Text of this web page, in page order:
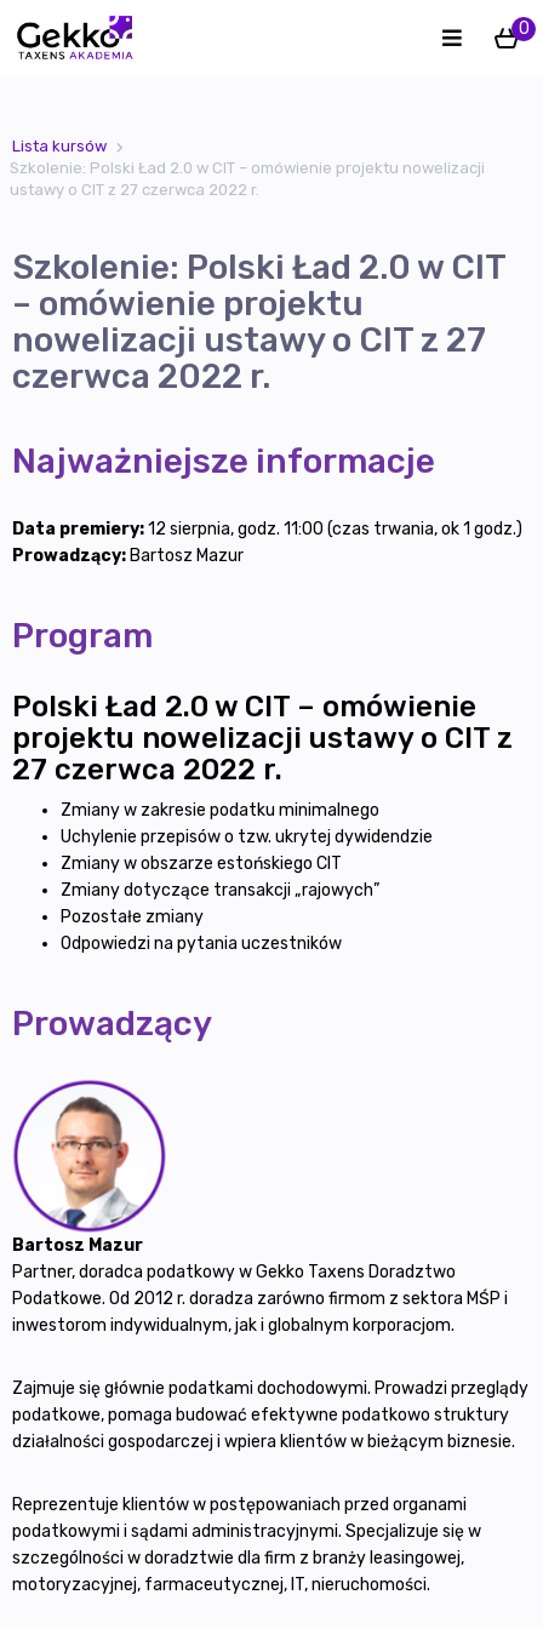
0
Lista kursów
Szkolenie: Polski Ład 2.0 w CIT – omówienie projektu nowelizacji
ustawy o CIT z 27 czerwca 2022 r.
Szkolenie: Polski Ład 2.0 w CIT
– omówienie projektu
nowelizacji ustawy o CIT z 27
czerwca 2022 r.
Najważniejsze informacje
Data premiery:12 sierpnia, godz. 11:00 (czas trwania, ok 1 godz.)
Prowadzący: Bartosz Mazur
Program
Polski Ład 2.0 w CIT – omówienie
projektu nowelizacji ustawy o CIT z
27 czerwca 2022 r.
Zmiany w zakresie podatku minimalnego
Uchylenie przepisów o tzw. ukrytej dywidendzie
Zmiany w obszarze estońskiego CIT
Zmiany dotyczące transakcji „rajowych”
Pozostałe zmiany
Odpowiedzi na pytania uczestników
Prowadzący
Bartosz Mazur
Partner, doradca podatkowy w Gekko Taxens Doradztwo
Podatkowe. Od 2012 r. doradza zarówno firmom z sektora MŚP i
inwestorom indywidualnym, jak i globalnym korporacjom.
Zajmuje się głównie podatkami dochodowymi. Prowadzi przeglądy
podatkowe, pomaga budować efektywne podatkowo struktury
działalności gospodarczej i wpiera klientów w bieżącym biznesie.
Reprezentuje klientów w postępowaniach przed organami
podatkowymi i sądami administracyjnymi. Specjalizuje się w
szczególności w doradztwie dla firm z branży leasingowej,
motoryzacyjnej, farmaceutycznej, IT, nieruchomości.